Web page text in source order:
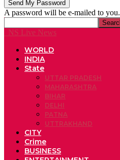
A password will be e-mailed to you.
NS Live News
WORLD
INDIA
State
UTTAR PRADESH
MAHARASHTRA
BIHAR
DELHI
PATNA
UTTRAKHAND
CITY
Crime
BUSINESS